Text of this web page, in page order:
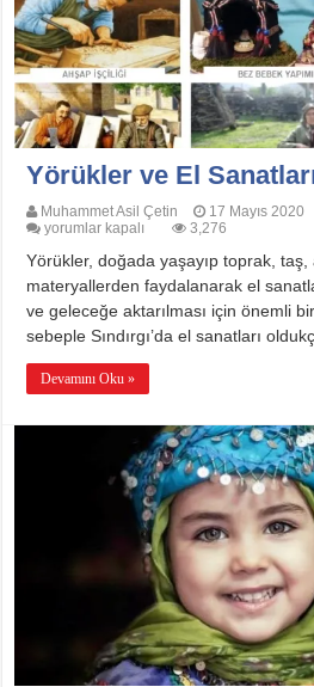
Yörükler ve El
Muhammet Asil Çetin 17 Mayıs 2020
Yörükler
El
Sanatlarımız
için
yorumlar kapalı 3,276
Yörükler, doğada yaşayıp toprak,
materyallerden faydalanarak el
ve geleceğe aktarılması için önemli
sebeple Sındırgı’da el sanatları
Devamını Oku »